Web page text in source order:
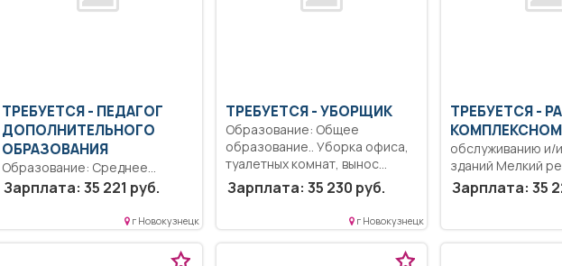
ТРЕБУЕТСЯ - ПЕДАГОГ
ДОПОЛНИТЕЛЬНОГО
ОБРАЗОВАНИЯ
Образование: Среднее
профессиональное
образование.. Основными
трудовыми функциями
педагога дополнительного...
Зарплата: 35 221 руб.
г Новокузнецк
ТРЕБУЕТСЯ - УБОРЩИК
Образование: Общее
образование.. Уборка офиса,
туалетных комнат, вынос
мусора.....
Зарплата: 35 230 руб.
г Новокузнецк
ТРЕБУЕТСЯ -
обслуживанию и/
зданий Мелкий
детской мебели,
оборудования,
Зарплата: 35